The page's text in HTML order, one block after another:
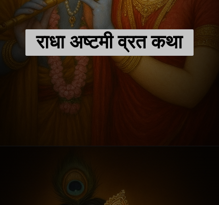
राधा अष्टमी व्रत कथा